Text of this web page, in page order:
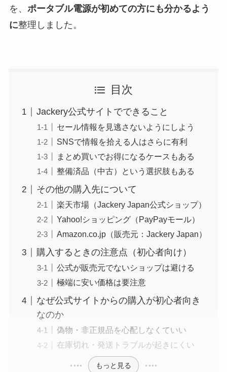
を、 ポータブル電源が初めての方にも分かるよう
に整理しました。
目次
Jackery公式サイトでできること
セール情報を見逃さないようにしよう
SNSで情報を拾える人はさらに有利
まとめ買いでお得になるケースもある
整備済品（中古）という選択肢もある
その他の購入先について
楽天市場（Jackery Japan公式ショップ）
Yahoo!ショッピング（PayPayモール）
Amazon.co.jp（販売元：Jackery Japan）
購入するときの注意点（初心者向け）
公式が販売元でないショップは避ける
極端に安い価格は要注意
なぜ公式サイトからの購入が初心者向き
なのか
偽物・非正規品を心配しなくていい
在庫切れ・発送トラブルが起きにくい
もっと見る